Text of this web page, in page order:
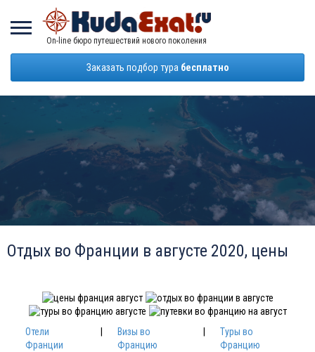
On-line бюро путешествий нового поколения
Заказать подбор тура бесплатно
Отдых во Франции в августе 2020, цены
Отели
Франции
Визы во
Францию
Туры во
Францию